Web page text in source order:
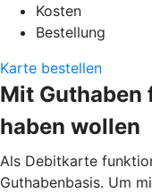
Kosten
Bestellung
Karte bestellen
Mit Guthaben
haben wollen
Als Debitkarte
Guthabenbasis. Um